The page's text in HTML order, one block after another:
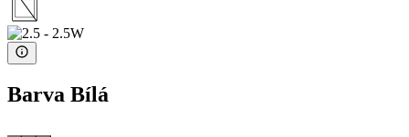
Barva Bílá